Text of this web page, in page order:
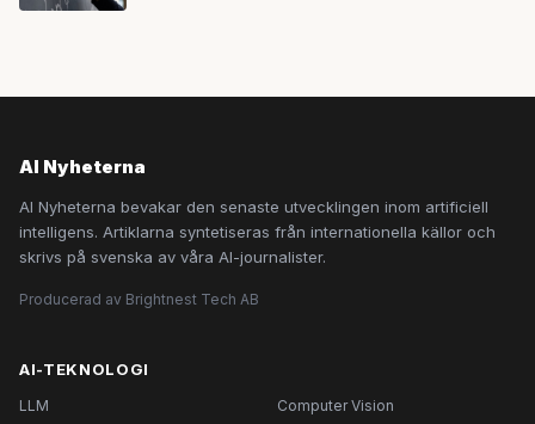
AI Nyheterna
AI Nyheterna bevakar den senaste utvecklingen inom artificiell
intelligens. Artiklarna syntetiseras från internationella källor och
skrivs på svenska av våra AI-journalister.
Producerad av Brightnest Tech AB
AI-TEKNOLOGI
LLM
Computer Vision